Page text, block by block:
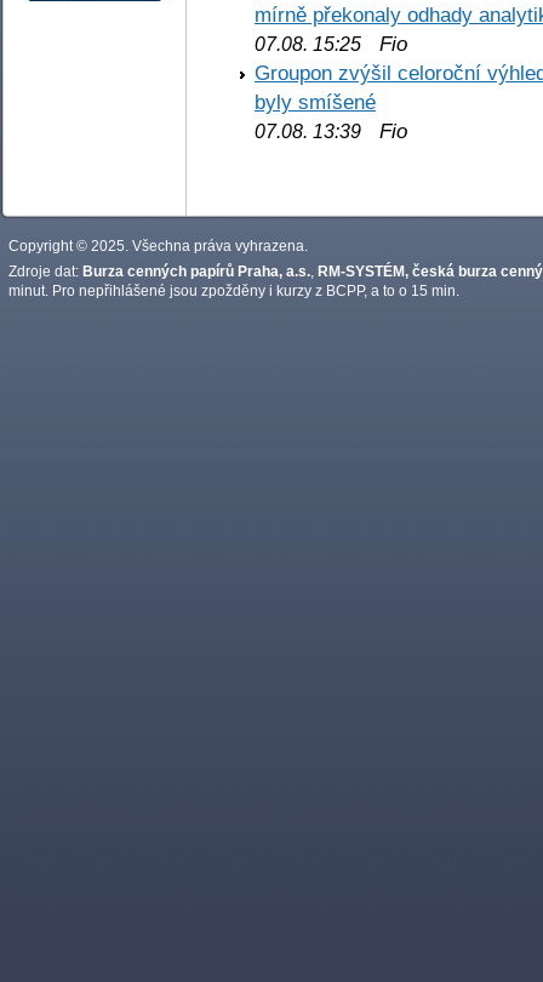
mírně překonaly odhady
07.08. 15:25 Fio
Groupon zvýšil celoroční
byly smíšené
07.08. 13:39 Fio
Copyright © 2025. Všechna práva vyhrazena.
Zdroje dat: Burza cenných papírů Praha, a.s. RM-SYSTÉM, česká burza
minut. Pro nepřihlášené jsou zpožděny i kurzy z BCPP, a to o 15 min.